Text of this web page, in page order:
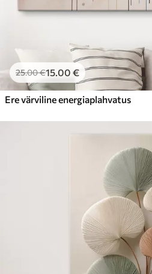
25.00€15.00 €
Ere värviline energiaplahvatus